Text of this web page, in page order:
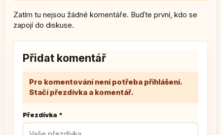
Zatím tu nejsou žádné komentáře. Buďte první, kdo se
zapojí do diskuse.
Přidat komentář
Pro komentování není potřeba přihlášení.
Stačí přezdívka a komentář.
Přezdívka *